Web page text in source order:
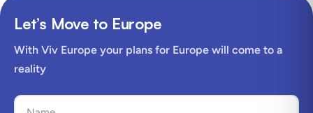
Let’s Move to Europe
With Viv Europe your plans for Europe will come to a
reality